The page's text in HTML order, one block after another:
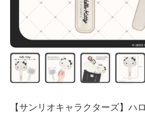
【サンリオキャラクターズ】ハ